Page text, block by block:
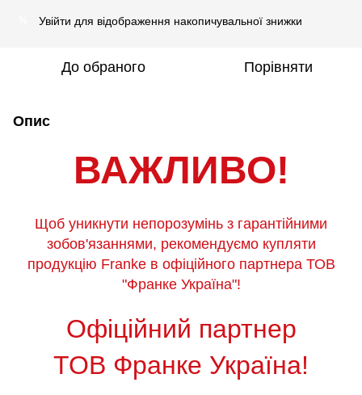
Увійти для відображення накопичувальної знижки
До обраного Порівняти
Опис
ВАЖЛИВО!
Щоб уникнути непорозумінь з гарантійними
зобов'язаннями, рекомендуємо купляти
продукцію Franke в офіційного партнера ТОВ
"Франке Україна"!
Офіційний партнер
ТОВ Франке Україна!